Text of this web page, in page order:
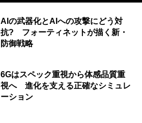
AIの武器化とAIへの攻撃にどう対
抗? フォーティネットが描く新・
防御戦略
6Gはスペック重視から体感品質重
視へ 進化を支える正確なシミュレ
ーション